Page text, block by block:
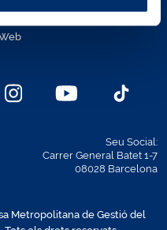
Seu Social:
Carrer General Batet 1-7
08028 Barcelona
Metropolitana de Gestió del